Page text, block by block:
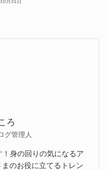
月31日
ろ
グ管理人
身の回りの気になるア
のお役に立てるトレン